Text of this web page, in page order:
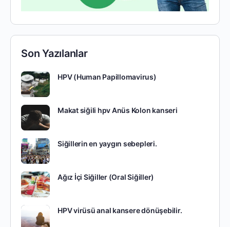
Son Yazılanlar
HPV (Human Papillomavirus)
Makat siğili hpv Anüs Kolon kanseri
Siğillerin en yaygın sebepleri.
Ağız İçi Siğiller (Oral Siğiller)
HPV virüsü anal kansere dönüşebilir.